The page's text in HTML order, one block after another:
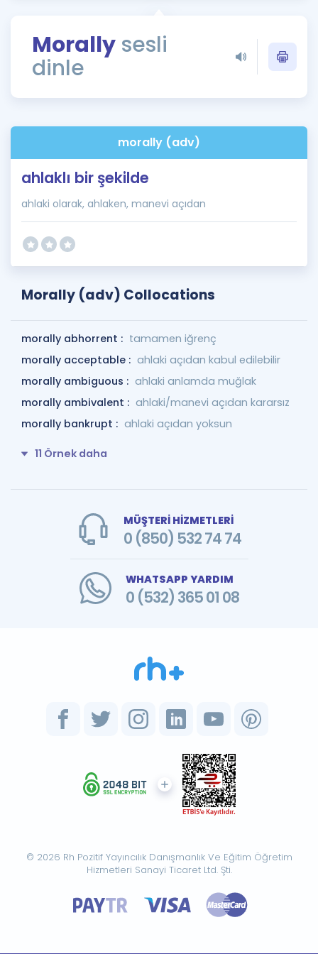
Rehberlik Aracı
ÖSYM Sınav Takvimi
İngilizce Gramer
Morally sesli
dinle
morally (adv)
ahlaklı bir şekilde
ahlaki olarak, ahlaken, manevi açıdan
Morally (adv) Collocations
morally abhorrent : tamamen iğrenç
morally acceptable : ahlaki açıdan kabul edilebilir
morally ambiguous : ahlaki anlamda muğlak
morally ambivalent : ahlaki/manevi açıdan kararsız
morally bankrupt : ahlaki açıdan yoksun
11 Örnek daha
MÜŞTERİ HİZMETLERİ
0 (850) 532 74 74
WHATSAPP YARDIM
0 (532) 365 01 08
© 2026 Rh Pozitif Yayıncılık Danışmanlık Ve Eğitim Öğretim
Hizmetleri Sanayi Ticaret Ltd. Şti.